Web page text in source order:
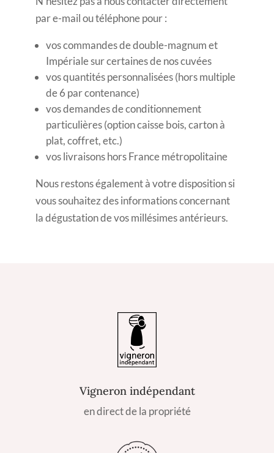
par e-mail ou téléphone pour :
vos commandes de double-magnum et
Impériale sur certaines de nos cuvées
vos quantités personnalisées (hors multiple
de 6 par contenance)
vos demandes de conditionnement
particulières (option caisse bois, carton à
plat, coffret, etc.)
vos livraisons hors France métropolitaine
Nous restons également à votre disposition si
vous souhaitez des informations concernant
la dégustation de vos millésimes antérieurs.
Vigneron indépendant
en direct de la propriété